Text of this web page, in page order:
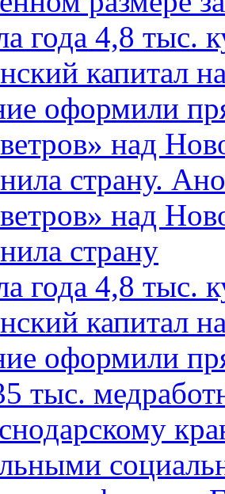
года 4,8 тыс.
капитал
оформили
над
страну.
над
страну
года 4,8 тыс.
капитал
оформили
тыс.